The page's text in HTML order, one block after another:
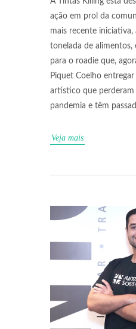
ação em prol da
mais recente
tonelada de alimentos,
para o roadie que,
Piquet Coelho
artístico que perderam
pandemia e têm
Veja mais